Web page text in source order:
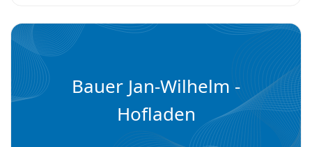
Bauer Jan-Wilhelm -
Hofladen